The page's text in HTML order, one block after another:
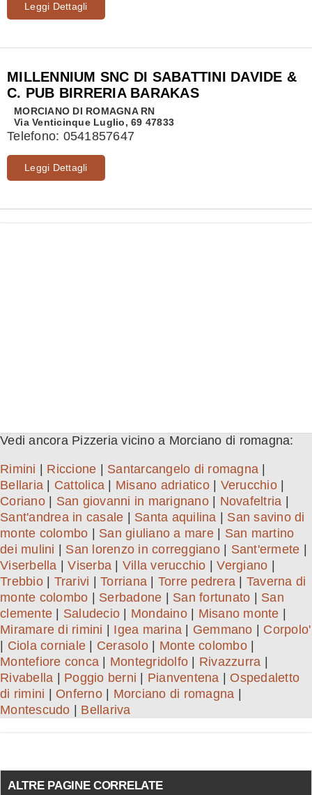
Leggi Dettagli
MILLENNIUM SNC DI SABATTINI DAVIDE &
C. PUB BIRRERIA BARAKAS
MORCIANO DI ROMAGNA RN
Via Venticinque Luglio, 69 47833
Telefono: 0541857647
Leggi Dettagli
Vedi ancora Pizzeria vicino a Morciano di romagna:
Rimini Riccione Santarcangelo di romagna
Bellaria
Cattolica Misano adriatico| Verucchio|
Coriano| San giovanni in marignano| Novafeltria
Sant'andrea in casale
Santa aquilina
San savino di
monte colombo
San giuliano a mare| San martino
dei mulini
San lorenzo in correggiano| Sant'ermete
Viserbella |Viserba Villa verucchio |Vergiano
Trebbio| Trarivi Torriana Torre pedrera
Taverna di
monte colombo
Serbadone San fortunato
San
clemente
Saludecio Mondaino| Misano monte
Miramare di rimini
Igea marina Gemmano
Corpolo'
Ciola corniale Cerasolo| Monte colombo|
Montefiore conca
Montegridolfo Rivazzurra
Rivabella
Poggio berni Pianventena
Ospedaletto
di rimini
Onferno| Morciano di romagna
Montescudo
Bellariva
ALTRE PAGINE CORRELATE